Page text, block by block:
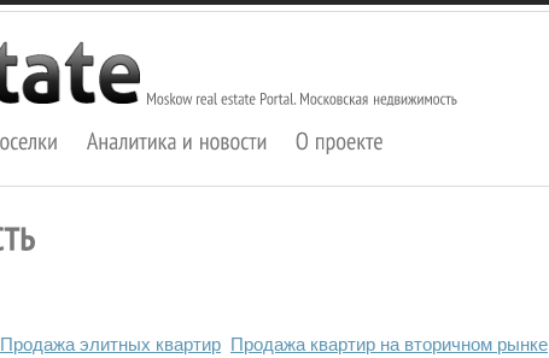
Продажа элитных квартир Продажа квартир на вторичном рынке